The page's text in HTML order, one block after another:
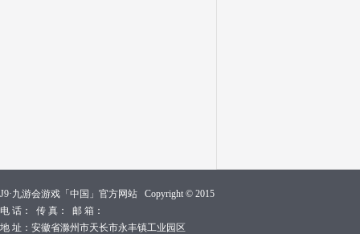
J9·九游会游戏「中国」官方网站 Copyright © 2015
电 话： 传 真： 邮 箱：
地 址：安徽省滁州市天长市永丰镇工业园区